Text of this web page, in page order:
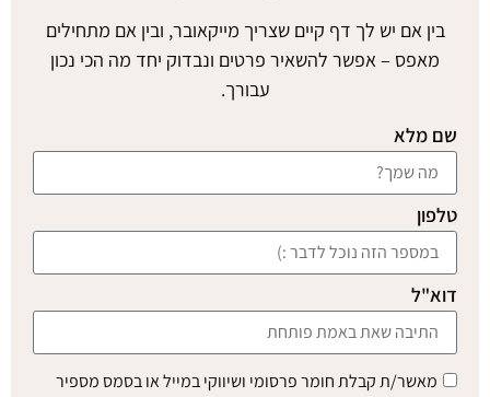
בין אם יש לך דף קיים שצריך מייקאובר, ובין אם מתחילים
מאפס – אפשר להשאיר פרטים ונבדוק יחד מה הכי נכון
עבורך.
שם מלא
טלפון
דוא"ל
מאשר/ת קבלת חומר פרסומי ושיווקי במייל או בסמס מספיר